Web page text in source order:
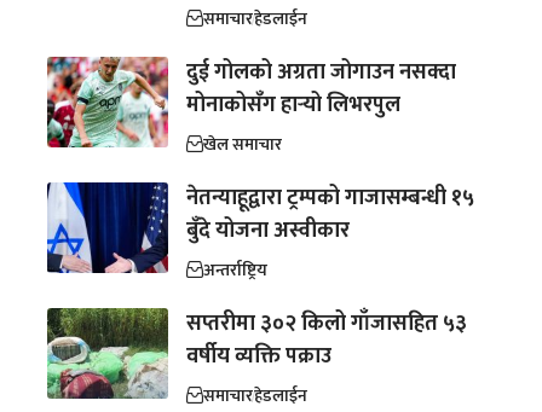
समाचारहेडलाईन
दुई गोलको अग्रता जोगाउन नसक्दा
मोनाकोसँग हार्‍यो लिभरपुल
खेल समाचार
नेतन्याहूद्वारा ट्रम्पको गाजासम्बन्धी १५
बुँदे योजना अस्वीकार
अन्तर्राष्ट्रिय
सप्तरीमा ३०२ किलो गाँजासहित ५३
वर्षीय व्यक्ति पक्राउ
समाचारहेडलाईन